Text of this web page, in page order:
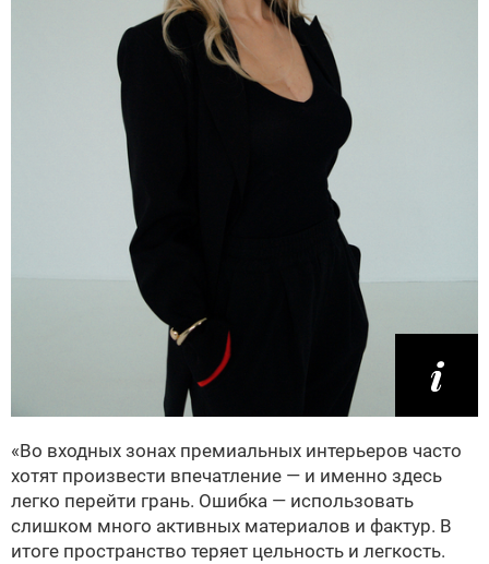
«Во входных зонах премиальных интерьеров часто
хотят произвести впечатление — и именно здесь
легко перейти грань. Ошибка — использовать
слишком много активных материалов и фактур. В
итоге пространство теряет цельность и легкость.